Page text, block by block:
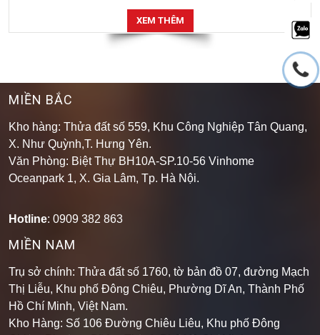
XEM THÊM
MIỀN BẮC
Kho hàng: Thửa đất số 559, Khu Công Nghiệp Tân Quang,
X. Như Quỳnh,T. Hưng Yên.
Văn Phòng: Biệt Thự BH10A-SP.10-56 Vinhome
Hotline: 0909 382 863
MIỀN NAM
Trụ sở chính: Thửa đất số 1760, tờ bản đồ 07, đường Mạch
Thị Liễu, Khu phố Đông Chiêu, Phường Dĩ An, Thành Phố
Hồ Chí Minh, Việt Nam.